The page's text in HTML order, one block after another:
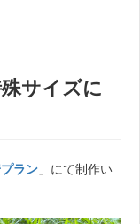
サイズに
ラン 」にて制作い